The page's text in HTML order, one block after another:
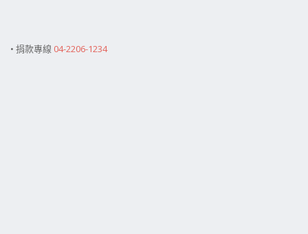
• 捐款專線 04-2206-1234